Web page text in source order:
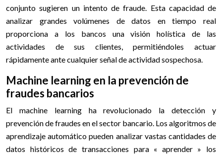
conjunto sugieren un intento de fraude. Esta capacidad de
analizar grandes volúmenes de datos en tiempo real
proporciona a los bancos una visión holística de las
actividades de sus clientes, permitiéndoles actuar
rápidamente ante cualquier señal de actividad sospechosa.
Machine learning en la prevención de
fraudes bancarios
El machine learning ha revolucionado la detección y
prevención de fraudes en el sector bancario. Los algoritmos de
aprendizaje automático pueden analizar vastas cantidades de
datos históricos de transacciones para « aprender » los